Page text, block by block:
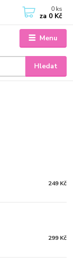
Menu
Hledat
0 ks
za 0 Kč
249 Kč
299 Kč